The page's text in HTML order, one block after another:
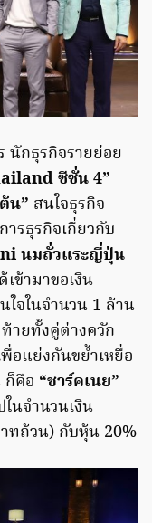
นักธุรกิจรายย่อย
ซีซั่น 4”
น” สนใจธุรกิจ
รธุรกิจเกี่ยวกับ
นมถั่วแระญี่ปุ่น
เข้ามาขอเงิน
ใจในจำนวน 1 ล้าน
ายทั้งคู่ต่างควัก
อแย่งกันขย้ำเหยื่อ
คือ “ชาร์คเนย”
นจำนวนเงิน
ทถ้วน) กับหุ้น 20%